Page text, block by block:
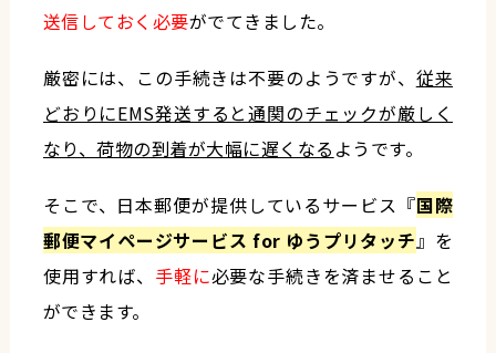
送信しておく必要がでてきました。
厳密には、この手続きは不要のようですが、 従来
どおりにEMS発送すると通関のチェックが厳しく
なり、荷物の到着が大幅に遅くなる ようです。
そこで、日本郵便が提供しているサービス『国際
郵便マイページサービス for ゆうプリタッチ』を
使用すれば、 手軽に必要な手続きを済ませること
ができます。